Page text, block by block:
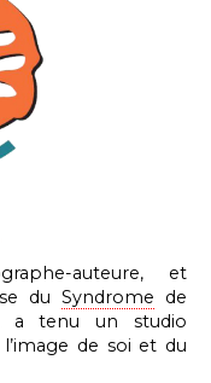
auteure, et
du Syndrome de
a tenu un studio
de soi et du